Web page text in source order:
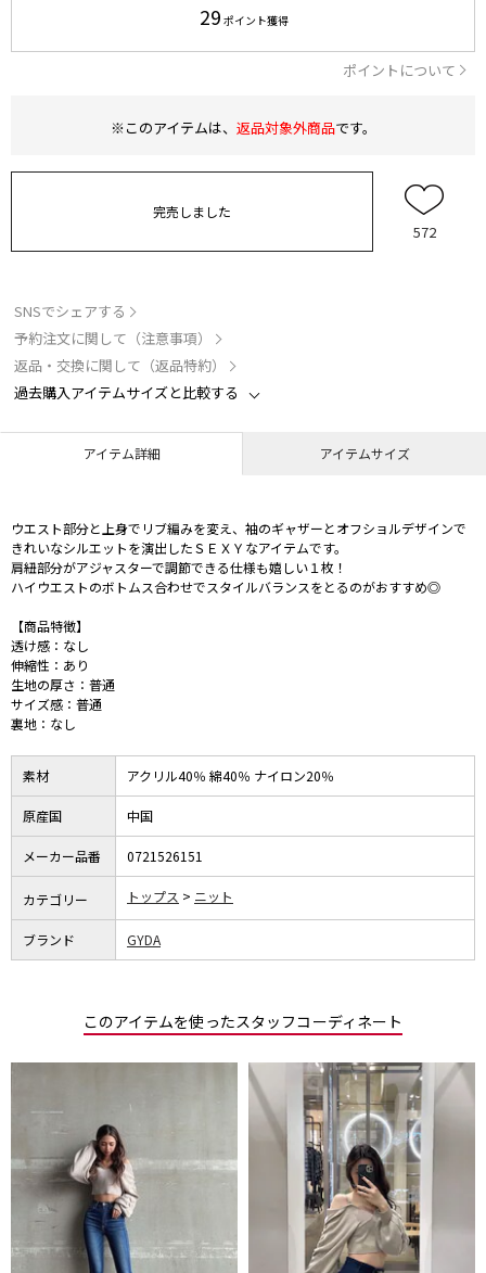
29 ポイント獲得
ポイントについて
※このアイテムは、 返品対象外商品です。
完売しました
572
SNSでシェアする
予約注文に関して（注意事項）
返品・交換に関して（返品特約）
過去購入アイテムサイズと比較する
アイテム詳細 アイテムサイズ
ウエスト部分と上身でリブ編みを変え、袖のギャザーとオフショルデザインで
きれいなシルエットを演出したＳＥＸＹなアイテムです。
肩紐部分がアジャスターで調節できる仕様も嬉しい１枚！
ハイウエストのボトムス合わせでスタイルバランスをとるのがおすすめ◎
【商品特徴】
透け感：なし
伸縮性：あり
生地の厚さ：普通
サイズ感：普通
裏地：なし
素材 アクリル40％ 綿40％ ナイロン20％
原産国 中国
メーカー品番 0721526151
カテゴリー トップス ニット
ブランド GYDA
このアイテムを使ったスタッフコーディネート